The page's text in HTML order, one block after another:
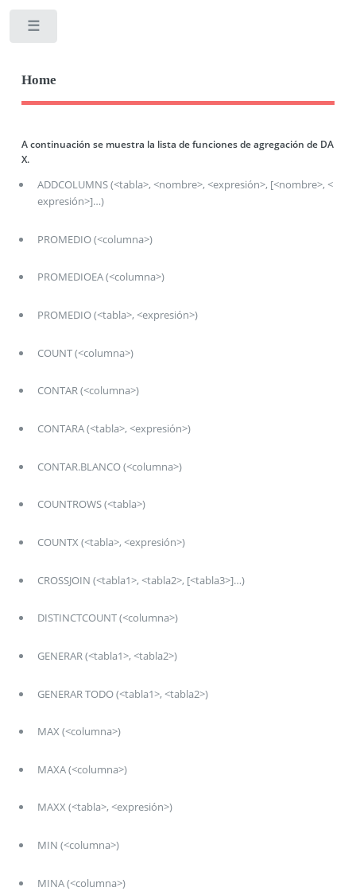
Home
A continuación se muestra la lista de funciones de agregación de DA
X.
ADDCOLUMNS (<tabla>, <nombre>, <expresión>, [<nombre>, <
expresión>]…)
PROMEDIO (<columna>)
PROMEDIOEA (<columna>)
PROMEDIO (<tabla>, <expresión>)
COUNT (<columna>)
CONTAR (<columna>)
CONTARA (<tabla>, <expresión>)
CONTAR.BLANCO (<columna>)
COUNTROWS (<tabla>)
COUNTX (<tabla>, <expresión>)
CROSSJOIN (<tabla1>, <tabla2>, [<tabla3>]…)
DISTINCTCOUNT (<columna>)
GENERAR (<tabla1>, <tabla2>)
GENERAR TODO (<tabla1>, <tabla2>)
MAX (<columna>)
MAXA (<columna>)
MAXX (<tabla>, <expresión>)
MIN (<columna>)
MINA (<columna>)